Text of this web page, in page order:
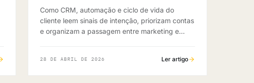
Como CRM, automação e ciclo de vida do
cliente leem sinais de intenção, priorizam contas
e organizam a passagem entre marketing e
28 DE ABRIL DE 2026 Ler artigo